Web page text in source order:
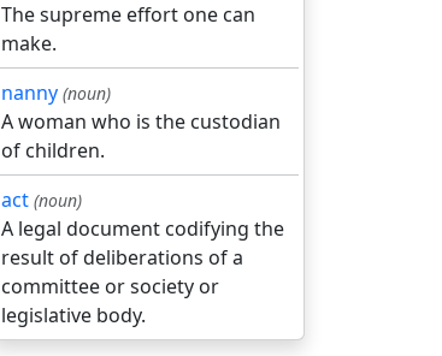
The supreme effort one can
make.
nanny (noun)
A woman who is the custodian
of children.
act (noun)
A legal document codifying the
result of deliberations of a
committee or society or
legislative body.